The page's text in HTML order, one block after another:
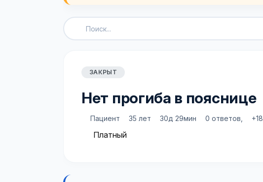
ЗАКРЫТ
Нет прогиба в пояснице
Пациент 35 лет 30д 29мин 0 ответов, +18
Платный